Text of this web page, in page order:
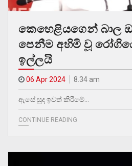
කෙහෙළියගෙන් බාල
පෙනීම අහිමි වූ
ඉල්ලයි
06 Apr 2024 8.34 am
ඇසේ සුද ඉවත් කිරීමේ…
CONTINUE READING